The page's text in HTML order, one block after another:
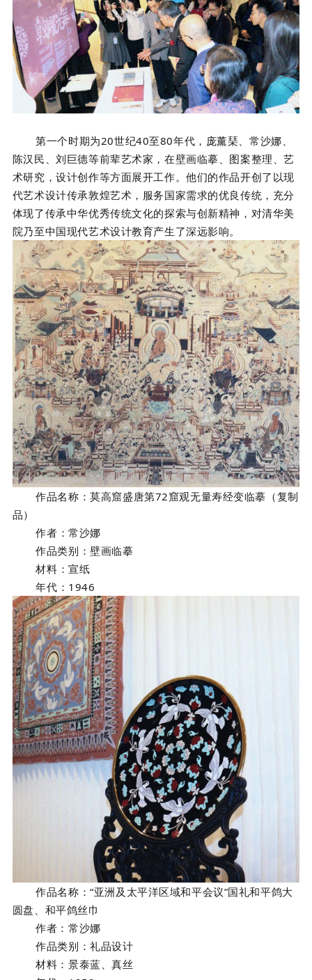
第一个时期为20世纪40至80年代，庞薰琹、常沙娜、
陈汉民、刘巨德等前辈艺术家，在壁画临摹、图案整理、艺
术研究，设计创作等方面展开工作。他们的作品开创了以现
代艺术设计传承敦煌艺术，服务国家需求的优良传统，充分
体现了传承中华优秀传统文化的探索与创新精神，对清华美
院乃至中国现代艺术设计教育产生了深远影响。
作品名称 ：莫高窟盛唐第72窟观无量寿经变临摹（复制
品）
作者 ：常沙娜
作品类别 ：壁画临摹
材料 ：宣纸
年代 ：1946
作品名称：“亚洲及太平洋区域和平会议”国礼和平鸽大
圆盘、和平鸽丝巾
作者：常沙娜
作品类别：礼品设计
材料：景泰蓝、真丝